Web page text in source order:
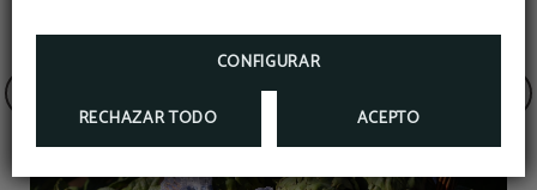
CONFIGURAR
RECHAZAR TODO ACEPTO